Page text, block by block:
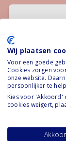
Bij een
eruit
financiën
Wij plaatsen
Voor een goede
Cookies zorgen
onze website.
persoonlijker te
Kies voor 'Akkoord'
cookies weigert,